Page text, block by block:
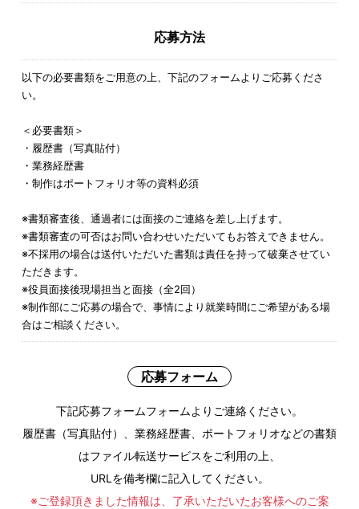
応募方法
以下の必要書類をご用意の上、下記のフォームよりご応募くださ
い。
＜必要書類＞
・履歴書（写真貼付）
・業務経歴書
・制作はポートフォリオ等の資料必須
※書類審査後、通過者には面接のご連絡を差し上げます。
※書類審査の可否はお問い合わせいただいてもお答えできません。
※不採用の場合は送付いただいた書類は責任を持って破棄させてい
ただきます。
※役員面接後現場担当と面接（全2回）
※制作部にご応募の場合で、事情により就業時間にご希望がある場
合はご相談ください。
応募フォーム
下記応募フォームフォームよりご連絡ください。
履歴書（写真貼付）、業務経歴書、ポートフォリオなどの書類
はファイル転送サービスをご利用の上、
URLを備考欄に記入してください。
※ご登録頂きました情報は、了承いただいたお客様へのご案